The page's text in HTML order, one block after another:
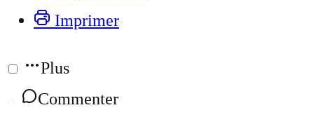
Imprimer
Plus
Commenter